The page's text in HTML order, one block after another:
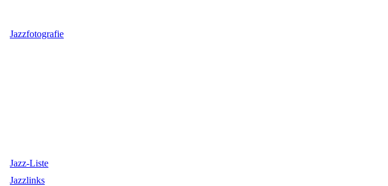
Jazzfotografie
Jazz-Liste
Jazzlinks